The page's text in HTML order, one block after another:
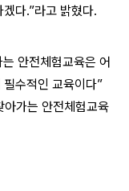
다.”라고 밝혔다.
안전체험교육은 어
수적인 교육이다”
아가는 안전체험교육